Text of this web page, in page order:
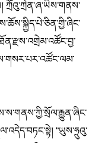
ཀྲོའུ་ཀྲེན་ཞ་ཡིས་གནས་
“ཡུས་ཧྲུའུ་